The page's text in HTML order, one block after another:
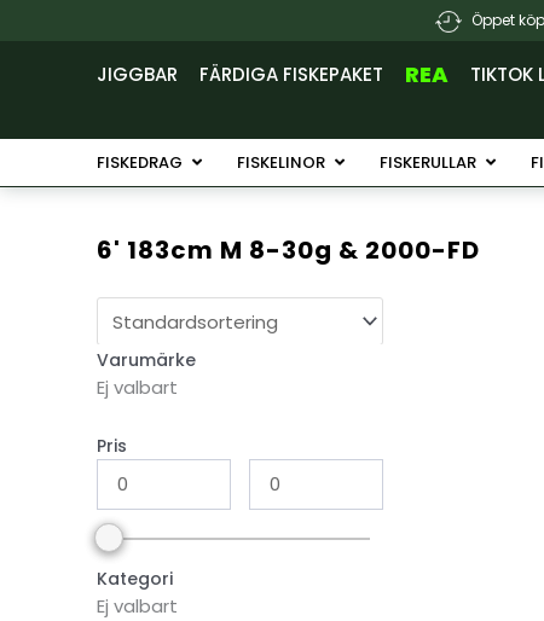
Öppet
JIGGBAR FÄRDIGA FISKEPAKET REA TIKTOK
FISKEDRAG Öppna Fiskedrag
FISKELINOR Öppna Fiskelinor
FISKERULLAR
6' 183cm M 8-30g & 2000-FD
Varumärke
Ej valbart
Pris
Kategori
Ej valbart